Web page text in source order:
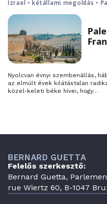
Izrael • kétállami megoldás •
Nyolcvan évnyi szembenállás,
az elmúlt évek kilátástalan
közel-keleti béke hívei, hogy…
BERNARD GUETTA
Felelős szerkesztő:
Bernard Guetta,
rue Wiertz 60, B-1047